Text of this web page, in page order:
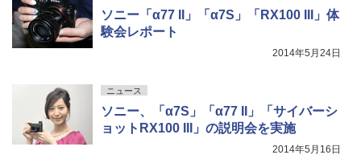
ソニー「α77 II」「α7S」「RX100 III」体
験会レポート
2014年5月24日
ニュース
ソニー、「α7S」「α77 II」「サイバーシ
ョットRX100 III」の説明会を実施
2014年5月16日